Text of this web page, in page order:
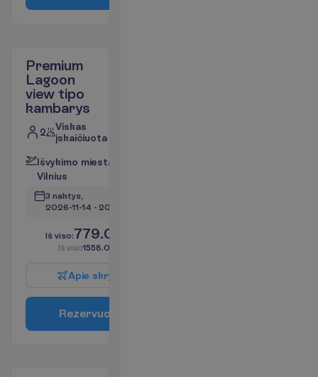
Premium
Lagoon
view tipo
kambarys
2
Viskas
įskaičiuota
Išvykimo miesta
Vilnius
3 naktys,
2026-11-14 - 2026-11-17
Iš viso:779.00
Iš viso1558.00
Apie skry
Rezervuo